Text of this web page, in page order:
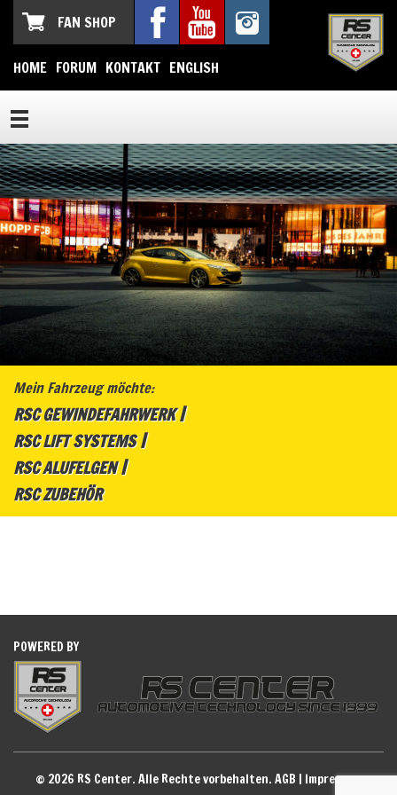
FAN SHOP
HOME FORUM KONTAKT ENGLISH
Mein Fahrzeug möchte:
RSC GEWINDEFAHRWERK
RSC LIFT SYSTEMS
RSC ALUFELGEN
RSC ZUBEHÖR
POWERED BY
© 2026 RS Center. Alle Rechte vorbehalten. AGB | Impressum